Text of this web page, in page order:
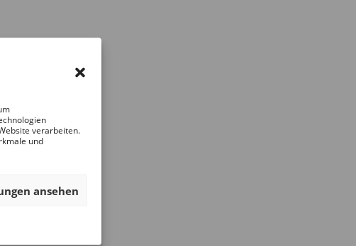
verarbeiten.
und
ansehen